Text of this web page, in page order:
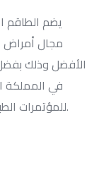
يضم الطاقم
مجال أمراض
الأفضل وذلك
في المملكة
للمؤتمرات الطبية الدولية لمواكبة أحدث التطورات في المجال.